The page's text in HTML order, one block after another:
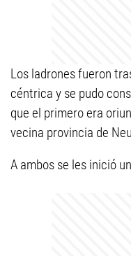
Los ladrones fueron
céntrica y se pudo
que el primero era
vecina provincia de
A ambos se les inició